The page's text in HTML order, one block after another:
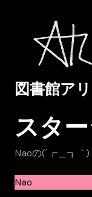
content
図書館ア
スタ
Naoの(´┏＿┓｀)
Nao